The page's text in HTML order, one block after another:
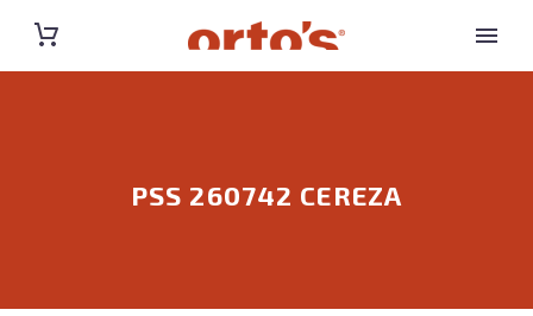
PSS 260742 CEREZA